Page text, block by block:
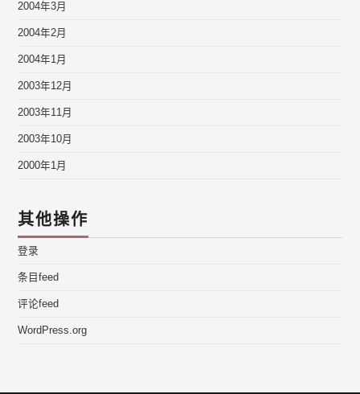
2004年3月
2004年2月
2004年1月
2003年12月
2003年11月
2003年10月
2000年1月
其他操作
登录
条目feed
评论feed
WordPress.org